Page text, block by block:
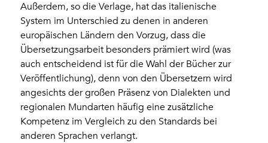
Außerdem, so die Verlage, hat das italienische
System im Unterschied zu denen in anderen
europäischen Ländern den Vorzug, dass die
Übersetzungsarbeit besonders prämiert wird (was
auch entscheidend ist für die Wahl der Bücher zur
Veröffentlichung), denn von den Übersetzern wird
angesichts der großen Präsenz von Dialekten und
regionalen Mundarten häufig eine zusätzliche
Kompetenz im Vergleich zu den Standards bei
anderen Sprachen verlangt.